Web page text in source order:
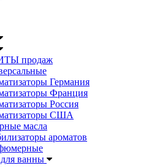
продаж
Германия
Франция
Россия
США
масла
ароматов
ванны